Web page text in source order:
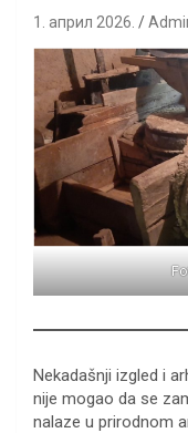
1. април 2026.
Nekadašnji izgled i
nije mogao da se
nalaze u prirodnom